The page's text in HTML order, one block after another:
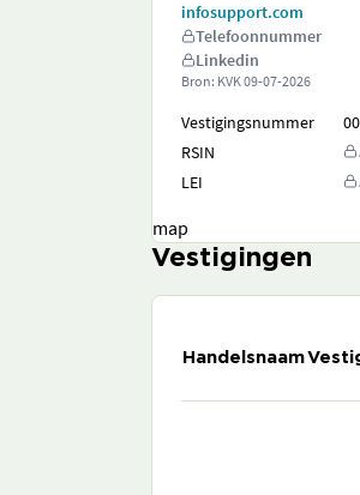
infosupport.com
Telefoonnummer
Linkedin
Bron: KVK09-07-2026
Vestigingsnummer
RSIN
LEI
map
Vestigingen
Handelsnaam